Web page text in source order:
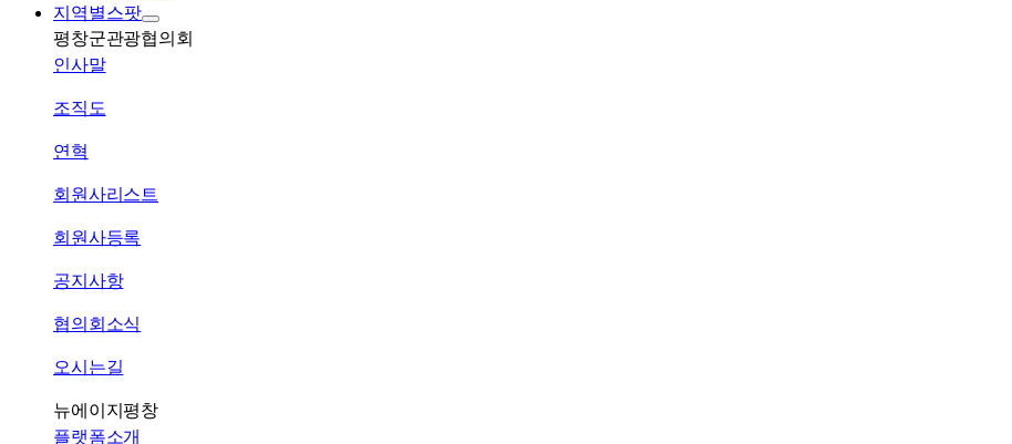
지역별스팟
평창군관광협의회
인사말
조직도
연혁
회원사리스트
회원사등록
공지사항
협의회소식
오시는길
뉴에이지평창
플랫폼소개